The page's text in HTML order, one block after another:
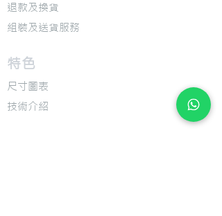
退款及換貨
​組裝及送貨服務
​特色
​尺寸圖表
​技術介紹